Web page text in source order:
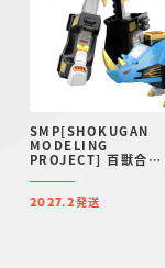
SMP[SHOKUGAN
MODELING
PROJECT] 百獣合体
ノス＆ガオマジロ【再
販：2027年2月発送】
2027.2発送